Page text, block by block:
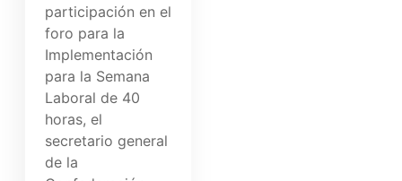
participación en el
foro para la
Implementación
para la Semana
Laboral de 40
horas, el
secretario general
de la